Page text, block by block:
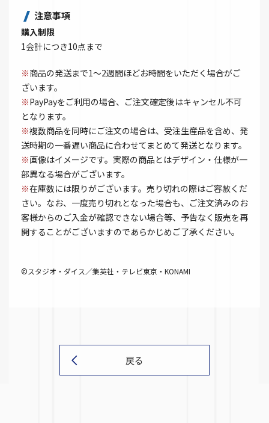
注意事項
購入制限
1会計につき10点まで
※商品の発送まで1～2週間ほどお時間をいただく場合がご
ざいます。
※PayPayをご利用の場合、ご注文確定後はキャンセル不可
となります。
※複数商品を同時にご注文の場合は、受注生産品を含め、発
送時期の一番遅い商品に合わせてまとめて発送となります。
※画像はイメージです。実際の商品とはデザイン・仕様が一
部異なる場合がございます。
※在庫数には限りがございます。売り切れの際はご容赦くだ
さい。なお、一度売り切れとなった場合も、ご注文済みのお
客様からのご入金が確認できない場合等、予告なく販売を再
開することがございますのであらかじめご了承ください。
©スタジオ・ダイス／集英社・テレビ東京・KONAMI
戻る